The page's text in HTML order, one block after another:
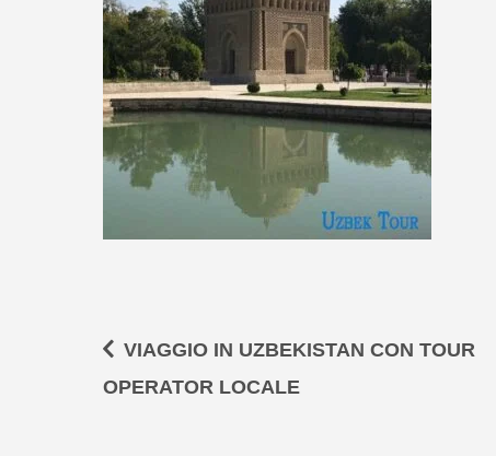
VIAGGIO IN UZBEKISTAN CON TOUR
OPERATOR LOCALE